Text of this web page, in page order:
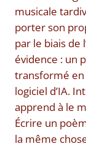
musicale
porter son
par le biais de
évidence : un
transformé en
logiciel d’IA.
apprend à le
Écrire un
la même